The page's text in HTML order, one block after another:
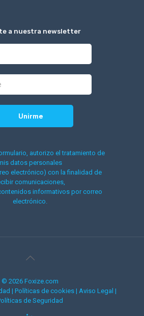
a nuestra newsletter
autorizo el tratamiento de
datos personales
electrónico) con la finalidad de
comunicaciones,
informativos por correo
electrónico.
© 2026 Foxize.com
| Políticas de cookies | Aviso Legal |
de Seguridad